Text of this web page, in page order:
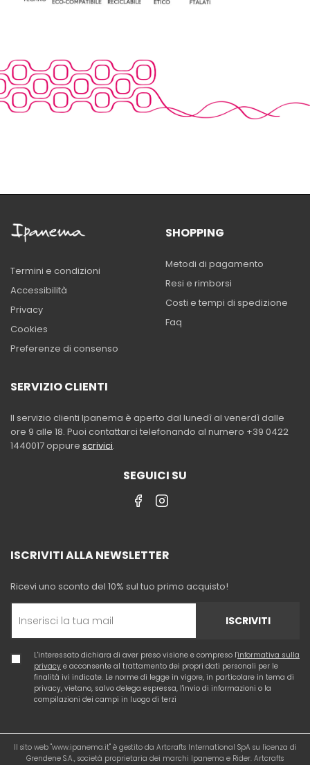
Termini e condizioni
Accessibilità
Privacy
Cookies
Preferenze di consenso
SHOPPING
Metodi di pagamento
Resi e rimborsi
Costi e tempi di spedizione
Faq
SERVIZIO CLIENTI
Il servizio clienti Ipanema è aperto dal lunedì al venerdì dalle
ore 9 alle 18. Puoi contattarci telefonando al numero +39 0422
1440017 oppure scrivici.
SEGUICI SU
ISCRIVITI ALLA NEWSLETTER
Ricevi uno sconto del 10% sul tuo primo acquisto!
ISCRIVITI
L'interessato dichiara di aver preso visione e compreso l'informativa sulla
privacy e acconsente al trattamento dei propri dati personali per le
finalità ivi indicate. Le norme di legge in vigore, in particolare in tema di
privacy, vietano, salvo delega espressa, l'invio di informazioni o la
compilazioni dei campi in luogo di terzi
Il sito web "www.ipanema.it" è gestito da Artcrafts International SpA su licenza di
Grendene S.A., società proprietaria dei marchi Ipanema e Rider. Artcrafts